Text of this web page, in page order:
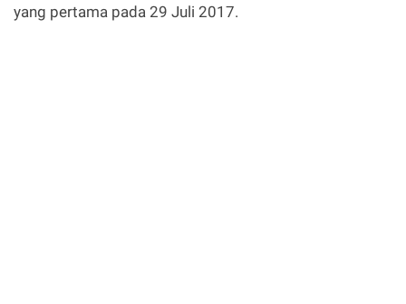
yang pertama pada 29 Juli 2017.